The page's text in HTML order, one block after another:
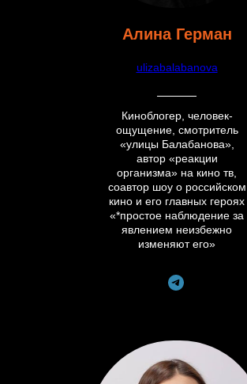
Алина Герман
ulizabalabanova
Киноблогер, человек-
ощущение, смотритель
«улицы Балабанова»,
автор «реакции
организма» на кино тв,
соавтор шоу о российском
кино и его главных героях
«*простое наблюдение за
явлением неизбежно
изменяют его»